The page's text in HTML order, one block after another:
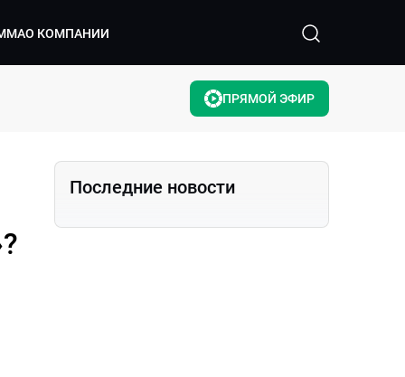
О КОМПАНИИ
ПРЯМОЙ ЭФИР
Последние новости